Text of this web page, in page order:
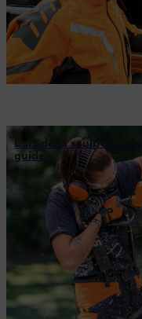
L’art de la sculpture
guide